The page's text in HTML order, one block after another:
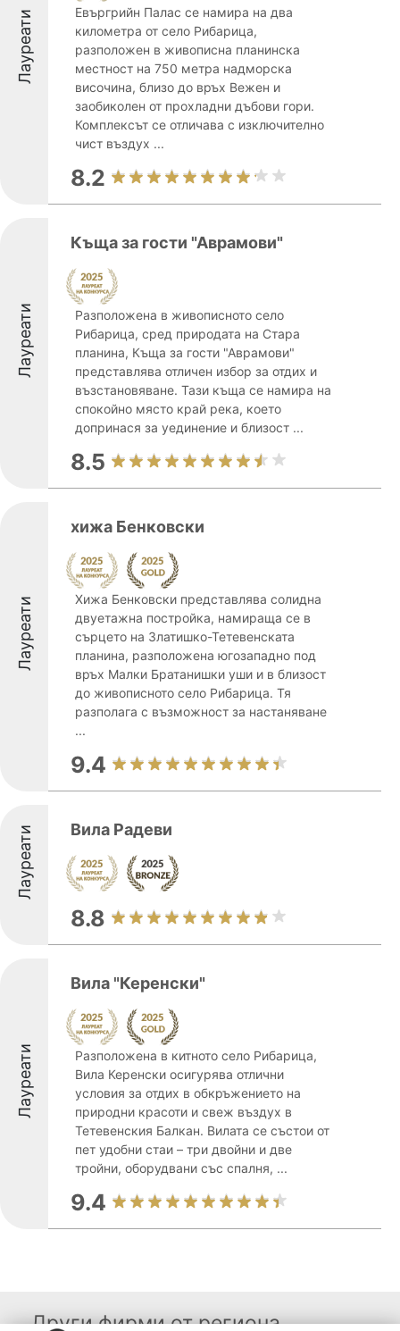
Лауреати
Евъргрийн Палас се намира на два
километра от село Рибарица,
разположен в живописна планинска
местност на 750 метра надморска
височина, близо до връх Вежен и
заобиколен от прохладни дъбови гори.
Комплексът се отличава с изключително
чист въздух ...
8.2
Лауреати
Къща за гости "Аврамови"
Разположена в живописното село
Рибарица, сред природата на Стара
планина, Къща за гости "Аврамови"
представлява отличен избор за отдих и
възстановяване. Тази къща се намира на
спокойно място край река, което
допринася за уединение и близост ...
8.5
Лауреати
xижа Бенковски
Хижа Бенковски представлява солидна
двуетажна постройка, намираща се в
сърцето на Златишко-Тетевенската
планина, разположена югозападно под
връх Малки Братанишки уши и в близост
до живописното село Рибарица. Тя
разполага с възможност за настаняване
...
9.4
Лауреати Вила Радеви
8.8
Лауреати
Вила "Керенски"
Разположена в китното село Рибарица,
Вила Керенски осигурява отлични
условия за отдих в обкръжението на
природни красоти и свеж въздух в
Тетевенския Балкан. Вилата се състои от
пет удобни стаи – три двойни и две
тройни, оборудвани със спалня, ...
9.4
Други фирми от региона